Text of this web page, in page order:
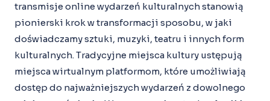
transmisje online wydarzeń kulturalnych stanowią
pionierski krok w transformacji sposobu, w jaki
doświadczamy sztuki, muzyki, teatru i innych form
kulturalnych. Tradycyjne miejsca kultury ustępują
miejsca wirtualnym platformom, które umożliwiają
dostęp do najważniejszych wydarzeń z dowolnego